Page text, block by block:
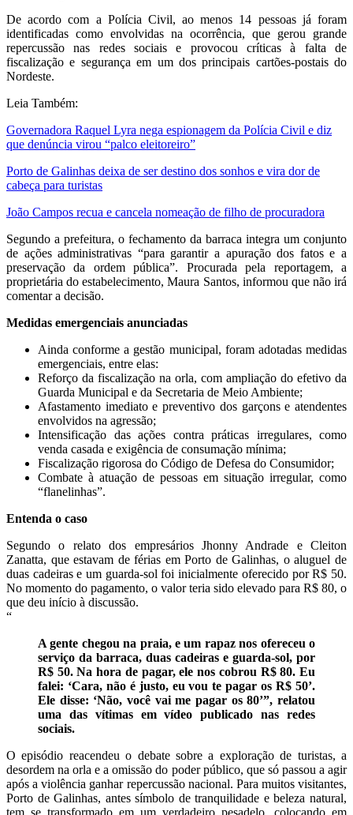
De acordo com a Polícia Civil, ao menos 14 pessoas já foram
identificadas como envolvidas na ocorrência, que gerou grande
repercussão nas redes sociais e provocou críticas à falta de
fiscalização e segurança em um dos principais cartões-postais do
Nordeste.
Leia Também:
Governadora Raquel Lyra nega espionagem da Polícia Civil e diz
que denúncia virou “palco eleitoreiro”
Porto de Galinhas deixa de ser destino dos sonhos e vira dor de
cabeça para turistas
João Campos recua e cancela nomeação de filho de procuradora
Segundo a prefeitura, o fechamento da barraca integra um conjunto
de ações administrativas “para garantir a apuração dos fatos e a
preservação da ordem pública”. Procurada pela reportagem, a
proprietária do estabelecimento, Maura Santos, informou que não irá
comentar a decisão.
Medidas emergenciais anunciadas
Ainda conforme a gestão municipal, foram adotadas medidas
emergenciais, entre elas:
Reforço da fiscalização na orla, com ampliação do efetivo da
Guarda Municipal e da Secretaria de Meio Ambiente;
Afastamento imediato e preventivo dos garçons e atendentes
envolvidos na agressão;
Intensificação das ações contra práticas irregulares, como
venda casada e exigência de consumação mínima;
Fiscalização rigorosa do Código de Defesa do Consumidor;
Combate à atuação de pessoas em situação irregular, como
“flanelinhas”.
Entenda o caso
Segundo o relato dos empresários Jhonny Andrade e Cleiton
Zanatta, que estavam de férias em Porto de Galinhas, o aluguel de
duas cadeiras e um guarda-sol foi inicialmente oferecido por R$ 50.
No momento do pagamento, o valor teria sido elevado para R$ 80, o
que deu início à discussão.
“
A gente chegou na praia, e um rapaz nos ofereceu o
serviço da barraca, duas cadeiras e guarda-sol, por
R$ 50. Na hora de pagar, ele nos cobrou R$ 80. Eu
falei: ‘Cara, não é justo, eu vou te pagar os R$ 50’.
Ele disse: ‘Não, você vai me pagar os 80’”, relatou
uma das vítimas em vídeo publicado nas redes
sociais.
O episódio reacendeu o debate sobre a exploração de turistas, a
desordem na orla e a omissão do poder público, que só passou a agir
após a violência ganhar repercussão nacional. Para muitos visitantes,
Porto de Galinhas, antes símbolo de tranquilidade e beleza natural,
tem se transformado em um verdadeiro pesadelo, colocando em